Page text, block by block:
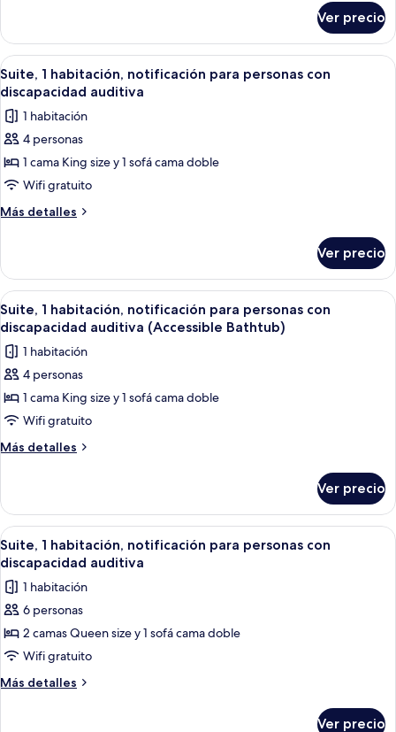
1
habitación
Ver precio
Abrir
todas
las
fotos
de
Suite,
1
habitación,
personas
con
discapacidad
auditiva
Un área de estar moderna al aire
8
Suite, 1 habitación, notificación para personas con
discapacidad auditiva
1 habitación
4 personas
1 cama King size y 1 sofá cama doble
Wifi gratuito
Más detalles
Más
1
habitación,
notificación
para
personas
con
discapacidad
auditiva
Ver precio
Abrir
todas
las
fotos
de
Suite,
1
habitación,
personas
con
discapacidad
auditiva
(Accessible
Bathtub)
Un área de estar moderna al aire
8
Suite, 1 habitación, notificación para personas con
discapacidad auditiva (Accessible Bathtub)
1 habitación
4 personas
1 cama King size y 1 sofá cama doble
Wifi gratuito
Más detalles
Más
1
habitación,
notificación
para
personas
con
discapacidad
auditiva
(Accessible
Bathtub)
Ver precio
Abrir
todas
las
fotos
de
Suite,
1
habitación,
Una habitación de hotel con dos
8
Suite, 1 habitación, notificación para personas con
discapacidad auditiva
1 habitación
6 personas
2 camas Queen size y 1 sofá cama doble
Wifi gratuito
Más detalles
Más
Ver precio